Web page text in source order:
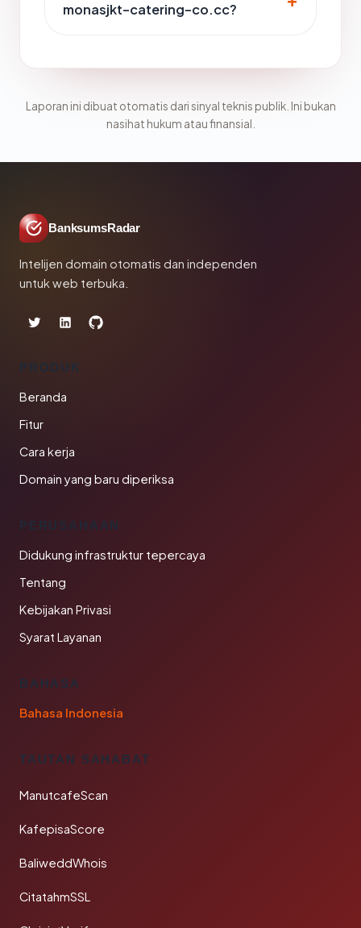
monasjkt-catering-co.cc?
Laporan ini dibuat otomatis dari sinyal teknis publik. Ini bukan
nasihat hukum atau finansial.
BanksumsRadar
Intelijen domain otomatis dan independen
untuk web terbuka.
PRODUK
Beranda
Fitur
Cara kerja
Domain yang baru diperiksa
PERUSAHAAN
Didukung infrastruktur tepercaya
Tentang
Kebijakan Privasi
Syarat Layanan
BAHASA
Bahasa Indonesia
TAUTAN SAHABAT
ManutcafeScan
KafepisaScore
BaliweddWhois
CitatahmSSL